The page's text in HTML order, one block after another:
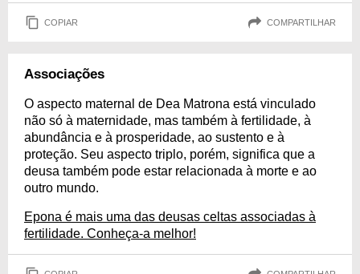
COPIAR COMPARTILHAR
Associações
O aspecto maternal de Dea Matrona está vinculado
não só à maternidade, mas também à fertilidade, à
abundância e à prosperidade, ao sustento e à
proteção. Seu aspecto triplo, porém, significa que a
deusa também pode estar relacionada à morte e ao
outro mundo.
Epona é mais uma das deusas celtas associadas à
fertilidade. Conheça-a melhor!